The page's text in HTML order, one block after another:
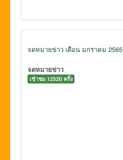
จดหมายข่าว เดือน มกราคม 2565
จดหมายข่าว
เข้าชม 12520 ครั้ง